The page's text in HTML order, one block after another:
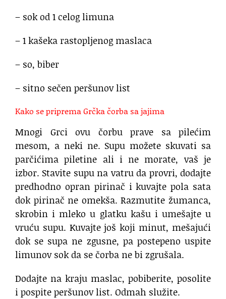
– sok od 1 celog limuna
– 1 kašeka rastopljenog maslaca
– so, biber
– sitno sečen peršunov list
Kako se priprema Grčka čorba sa jajima
Mnogi Grci ovu čorbu prave sa pilećim
mesom, a neki ne. Supu možete skuvati sa
parčićima piletine ali i ne morate, vaš je
izbor. Stavite supu na vatru da provri, dodajte
predhodno opran pirinač i kuvajte pola sata
dok pirinač ne omekša. Razmutite žumanca,
skrobin i mleko u glatku kašu i umešajte u
vruću supu. Kuvajte još koji minut, mešajući
dok se supa ne zgusne, pa postepeno uspite
limunov sok da se čorba ne bi zgrušala.
Dodajte na kraju maslac, pobiberite, posolite
i pospite peršunov list. Odmah služite.